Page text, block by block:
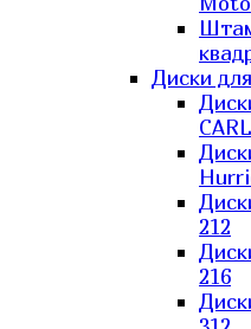
Диски
212
216